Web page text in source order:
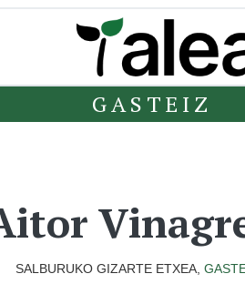
GASTEIZ
SALBURUKO GIZARTE ETXEA,